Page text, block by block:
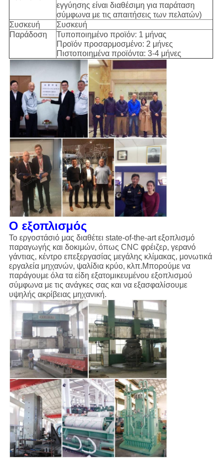
εγγύησης είναι διαθέσιμη για παράταση
σύμφωνα με τις απαιτήσεις των πελατών)
Συσκευή
Συσκευή
Παράδοση
Τυποποιημένο προϊόν: 1 μήνας
Προϊόν προσαρμοσμένο: 2 μήνες
Πιστοποιημένα προϊόντα: 3-4 μήνες
Ο εξοπλισμός
Το εργοστάσιό μας διαθέτει state-of-the-art εξοπλισμό
παραγωγής και δοκιμών, όπως CNC φρέιζερ, γερανό
γάντιας, κέντρο επεξεργασίας μεγάλης κλίμακας, μονωτικά
εργαλεία μηχανών, ψαλίδια κρύο, κλπ.Μπορούμε να
παράγουμε όλα τα είδη εξατομικευμένου εξοπλισμού
σύμφωνα με τις ανάγκες σας και να εξασφαλίσουμε
υψηλής ακρίβειας μηχανική.